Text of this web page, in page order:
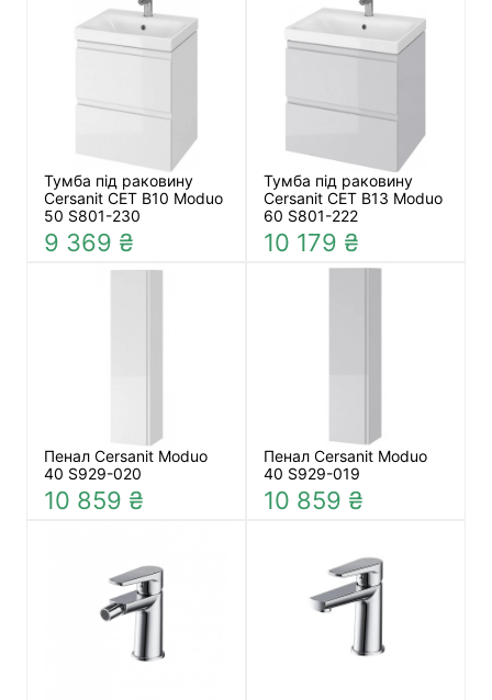
Тумба під раковину
Cersanit СЕТ B10 Moduo
50 S801-230
9 369 ₴
Тумба під раковину
Cersanit СЕТ B13 Moduo
60 S801-222
10 179 ₴
Пенал Cersanit Moduo
40 S929-020
10 859 ₴
Пенал Cersanit Moduo
40 S929-019
10 859 ₴